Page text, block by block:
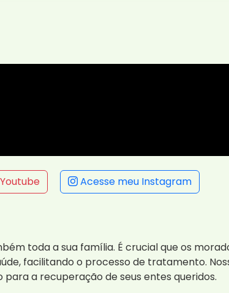
Acesse meu Instagram
toda a sua família. É crucial que os
facilitando o processo de tratamento.
a recuperação de seus entes queridos.